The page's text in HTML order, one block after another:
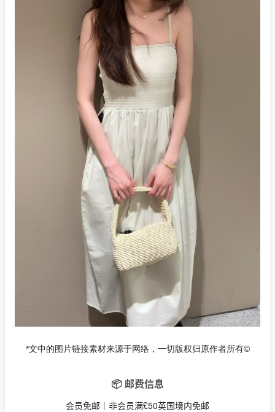
*文中的图片链接素材来源于网络，一切版权归原作者所有©
📦 邮费信息
会员免邮｜非会员满£50英国境内免邮